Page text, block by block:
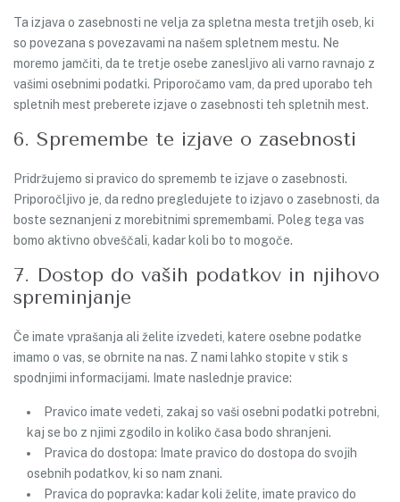
Ta izjava o zasebnosti ne velja za spletna mesta tretjih oseb, ki
so povezana s povezavami na našem spletnem mestu. Ne
moremo jamčiti, da te tretje osebe zanesljivo ali varno ravnajo z
vašimi osebnimi podatki. Priporočamo vam, da pred uporabo teh
spletnih mest preberete izjave o zasebnosti teh spletnih mest.
6. Spremembe te izjave o zasebnosti
Pridržujemo si pravico do sprememb te izjave o zasebnosti.
Priporočljivo je, da redno pregledujete to izjavo o zasebnosti, da
boste seznanjeni z morebitnimi spremembami. Poleg tega vas
bomo aktivno obveščali, kadar koli bo to mogoče.
7. Dostop do vaših podatkov in njihovo
spreminjanje
Če imate vprašanja ali želite izvedeti, katere osebne podatke
imamo o vas, se obrnite na nas. Z nami lahko stopite v stik s
spodnjimi informacijami. Imate naslednje pravice:
Pravico imate vedeti, zakaj so vaši osebni podatki potrebni,
kaj se bo z njimi zgodilo in koliko časa bodo shranjeni.
Pravica do dostopa: Imate pravico do dostopa do svojih
osebnih podatkov, ki so nam znani.
Pravica do popravka: kadar koli želite, imate pravico do